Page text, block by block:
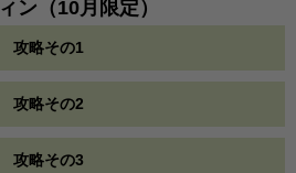
ン（10月限定）
攻略その1
攻略その2
攻略その3